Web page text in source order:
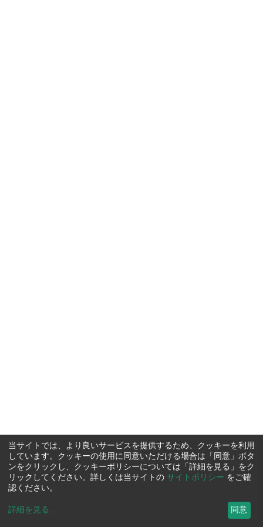
当サイトでは、より良いサービスを提供するため、クッキーを利用
しています。クッキーの使用に同意いただける場合は「同意」ボタ
ンをクリックし、クッキーポリシーについては「詳細を見る」をク
リックしてください。詳しくは当サイトの サイトポリシー をご確
認ください。
詳細を見る ... 同意